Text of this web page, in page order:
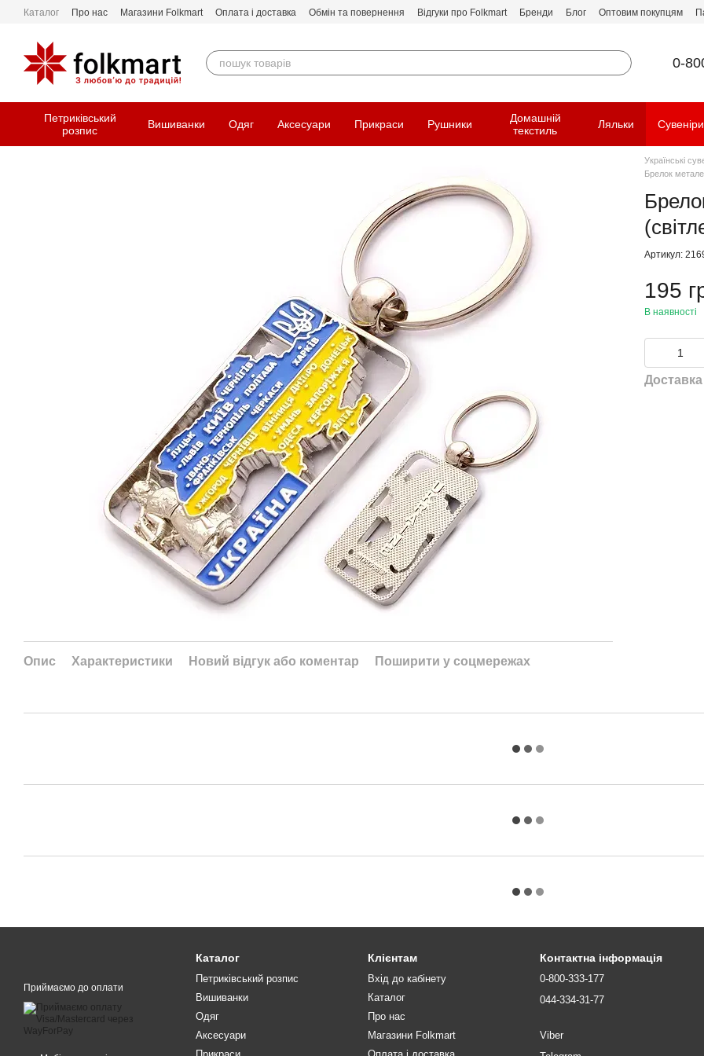
Перейти до основного контенту
Каталог Про нас Магазини Folkmart Оплата і доставка Обмін та повернення Відгуки про Folkmart Бренди Блог Оптовим покупцям
0-
Петриківський
розпис
Вишиванки Одяг Аксесуари Прикраси Рушники
Домашній
текстиль
Ляльки Сувеніри
Опис Характеристики Новий відгук або коментар Поширити у соцмережах
Українські
Брелок
Артикул:
195
В наявності
Доставка
Приймаємо до оплати
Каталог
Петриківський розпис
Вишиванки
Одяг
Аксесуари
Клієнтам
Вхід до кабінету
Каталог
Про нас
Магазини Folkmart
Контактна інформація
0-800-333-177
044-334-31-77
Viber